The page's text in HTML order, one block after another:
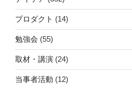
プロダクト (14)
勉強会 (55)
取材・講演 (24)
当事者活動 (12)